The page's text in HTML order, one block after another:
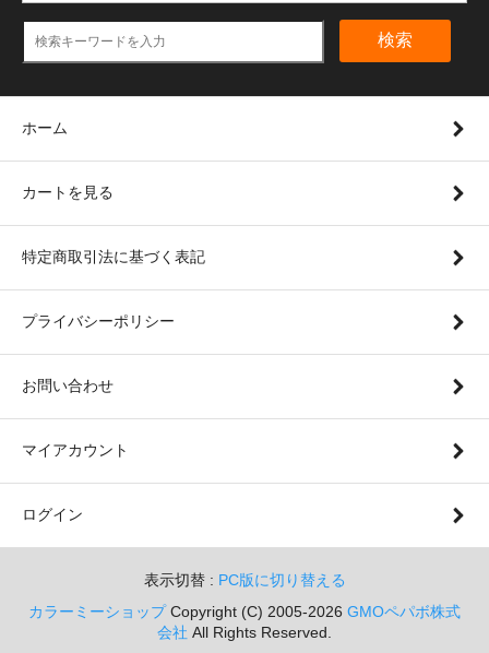
検索
ホーム
カートを見る
特定商取引法に基づく表記
プライバシーポリシー
お問い合わせ
マイアカウント
ログイン
表示切替 : PC版に切り替える
カラーミーショップCopyright (C) 2005-2026 GMOペパボ株式
会社 All Rights Reserved.